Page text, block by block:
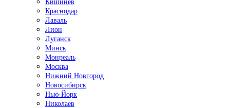
Кишинёв
Краснодар
Лаваль
Лион
Луганск
Минск
Монреаль
Москва
Нижний Новгород
Новосибирск
Нью-Йорк
Николаев